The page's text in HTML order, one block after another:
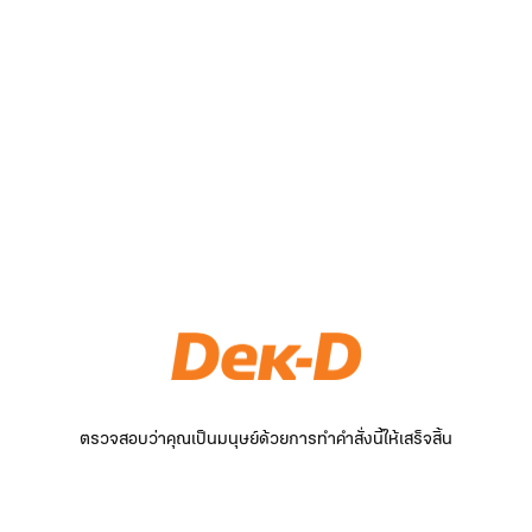
ตรวจสอบว่าคุณเป็นมนุษย์ด้วยการทำคำสั่งนี้ให้เสร็จสิ้น